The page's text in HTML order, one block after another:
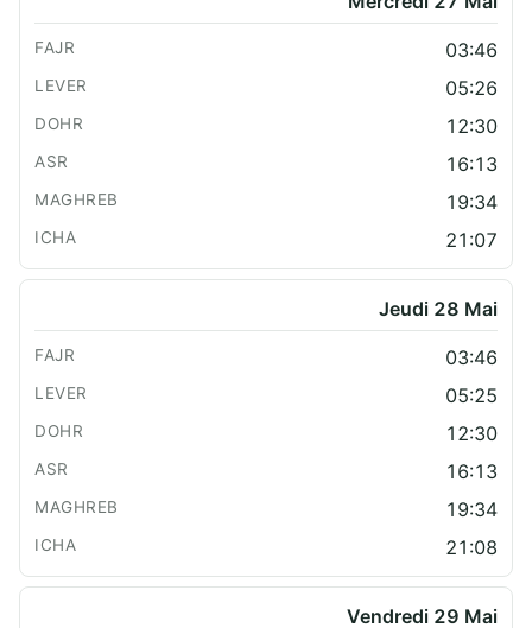
03:46
05:26
12:30
16:13
19:34
21:07
Jeudi 28 Mai
03:46
05:25
12:30
16:13
19:34
21:08
Vendredi 29 Mai